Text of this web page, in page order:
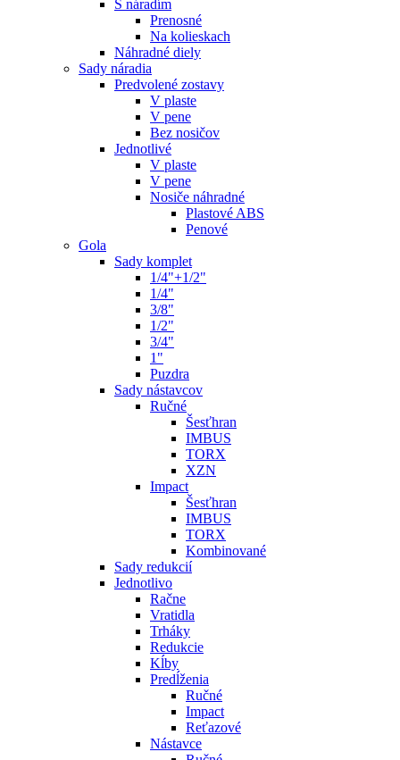
S náradím
Prenosné
Na kolieskach
Náhradné diely
Sady náradia
Predvolené zostavy
V plaste
V pene
Bez nosičov
Jednotlivé
V plaste
V pene
Nosiče náhradné
Plastové ABS
Penové
Gola
Sady komplet
1/4"+1/2"
1/4"
3/8"
1/2"
3/4"
1"
Puzdra
Sady nástavcov
Ručné
Šesťhran
IMBUS
TORX
XZN
Impact
Šesťhran
IMBUS
TORX
Kombinované
Sady redukcií
Jednotlivo
Račne
Vratidla
Trháky
Redukcie
Kĺby
Predĺženia
Ručné
Impact
Reťazové
Nástavce